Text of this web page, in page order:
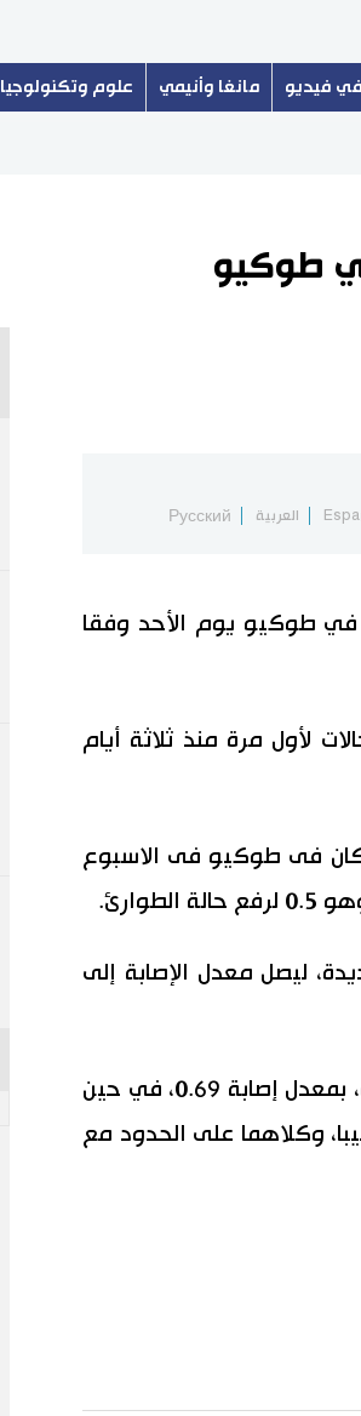
في فيديو مانغا وأنيمي علوم وتكنولوجيا
العربية Русский
في طوكيو يوم الأحد وفقا
العدد اليومي للعدوى في العاصمة اليابانية 10 حالات لأول مرة منذ ثلاثة أيام
لكل 100 نسمة من السكان فى طوكيو فى الاسبوع
تم تأكيد 15 حالة إصابة جديدة، ليصل معدل الإصابة إلى
وبلغ عدد الإصابات 5 في محافظة كاناغاوا، جنوب طوكيو، بمعدل إصابة 0.69، في حين
سايتاما وتشيبا، وكلاهما على الحدود مع